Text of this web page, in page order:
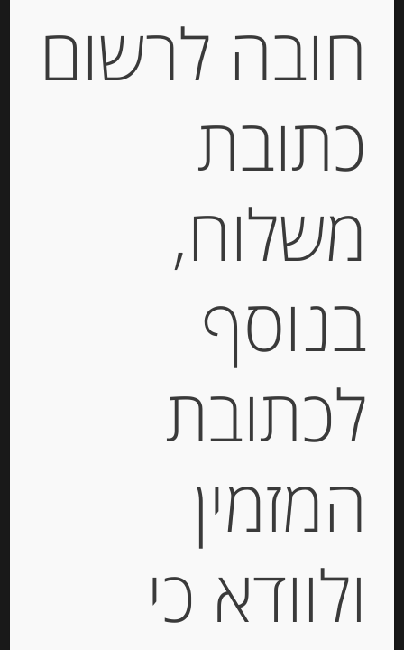
-
34.00
יחידות
שבבי פרמזן 30% שומן BIRAGHI
₪
26.00
חובה לרשום
כתובת
משלוח,
בנוסף
לכתובת
המזמין
ולוודא כי